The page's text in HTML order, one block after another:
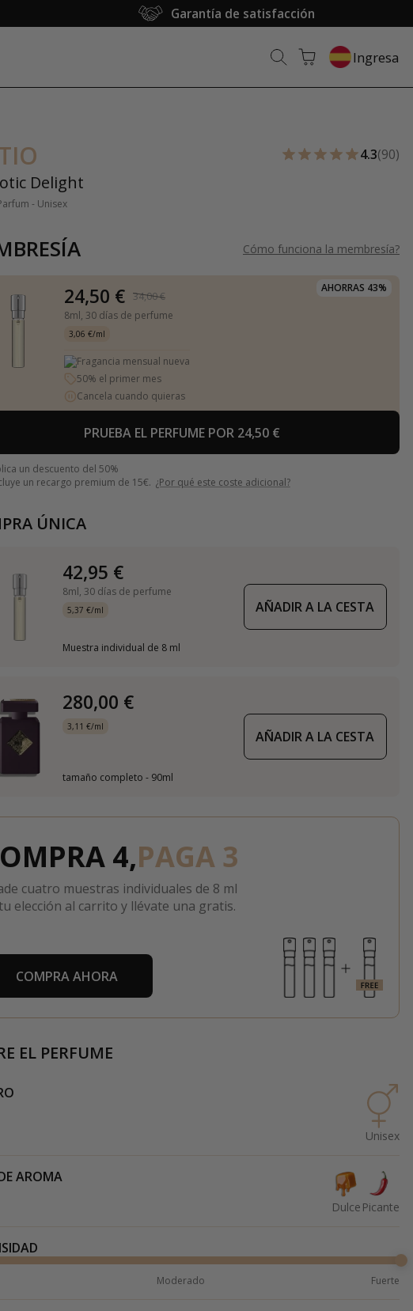
Garantía de satisfacción
Ingresa
Delight
- Unisex
4.3(90)
Cómo funciona la membresía?
AHORRAS 43%
24,50 €
34,00 €
8ml, 30 días de perfume
3,06 €/ml
Fragancia mensual nueva
50% el primer mes
Cancela cuando quieras
PRUEBA EL PERFUME POR 24,50 €
un descuento del 50%
un recargo premium de 15€. ¿Por qué este coste adicional?
ÚNICA
42,95 €
8ml, 30 días de perfume
5,37 €/ml
Muestra individual de 8 ml
AÑADIR A LA CESTA
280,00 €
3,11 €/ml
tamaño completo - 90ml
AÑADIR A LA CESTA
4,PAGA 3
cuatro muestras individuales de 8 ml
elección al carrito y llévate una gratis.
COMPRA AHORA
EL PERFUME
Unisex
AROMA
Dulce Picante
Moderado Fuerte